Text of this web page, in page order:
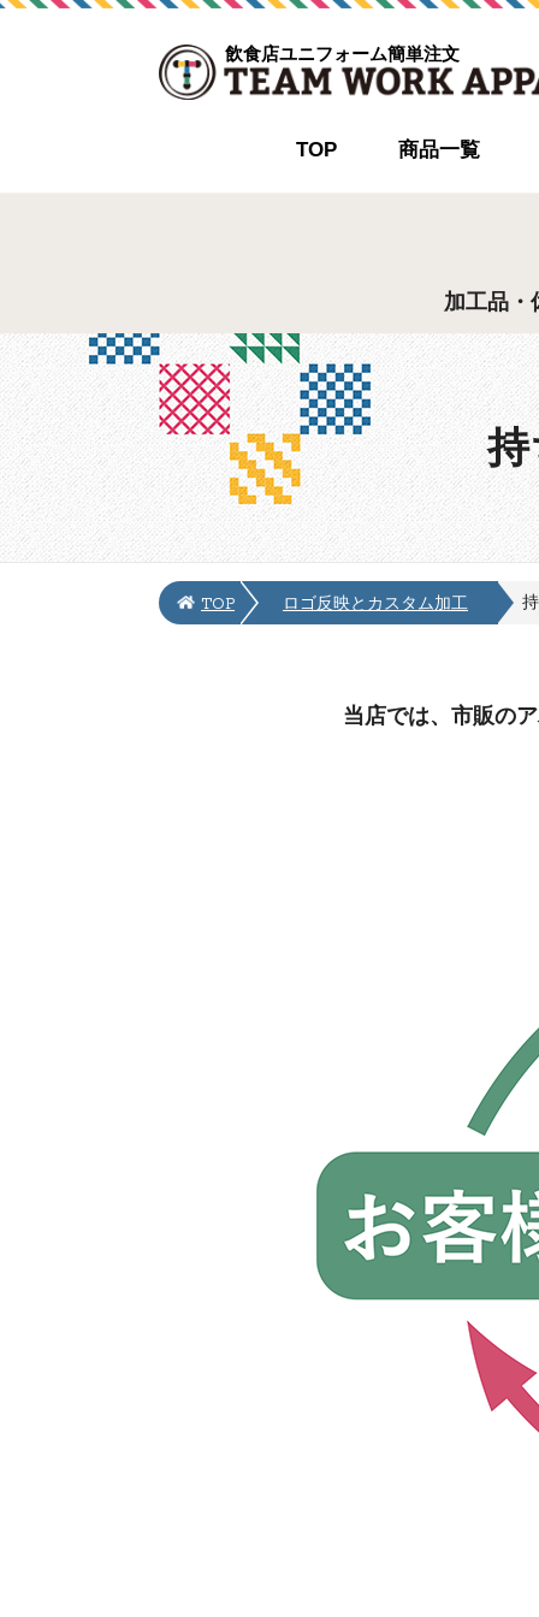
飲食店ユニフォーム簡単注文
TOP 商品一覧
加工品・
持
TOP ロゴ反映とカスタム加工
当店では、市販の